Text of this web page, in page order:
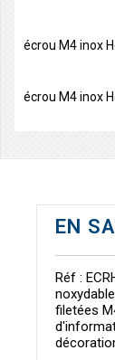
écrou M4 inox
écrou M4 inox
EN
Réf :
filetées